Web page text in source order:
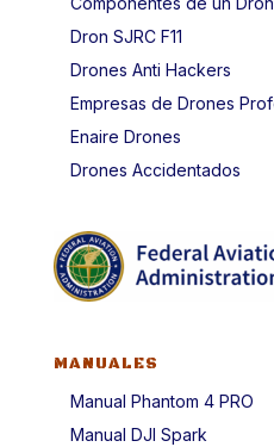
Dron SJRC F11
Drones Anti Hackers
Empresas de Drones
Enaire Drones
Drones Accidentados
MANUALES
Manual Phantom 4 PRO
Manual DJI Spark